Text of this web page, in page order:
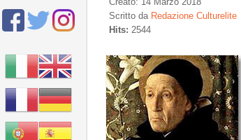
Scritto da Redazione Culturelite
Hits: 2544